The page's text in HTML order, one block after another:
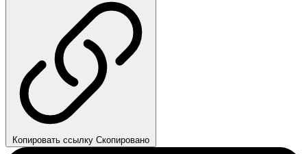
Копировать ссылку Скопировано